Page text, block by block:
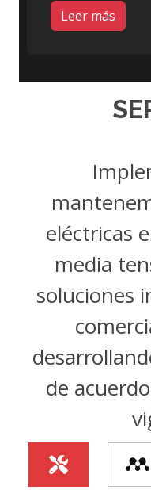
Leer más
eléctricas
media
soluciones
de